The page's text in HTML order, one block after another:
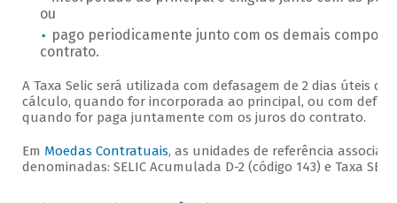
ou
pago periodicamente junto com os demais
contrato.
A Taxa Selic será utilizada com defasagem de 2 dias úteis
cálculo, quando for incorporada ao principal, ou com
quando for paga juntamente com os juros do contrato.
Em Moedas Contratuais, as unidades de referência
denominadas: SELIC Acumulada D-2 (código 143) e Taxa